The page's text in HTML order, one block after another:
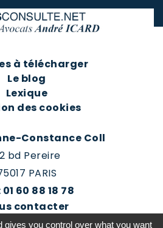
à télécharger
Le blog
Lexique
des cookies
Constance Coll
bd Pereire
PARIS
01 60 88 18 78
contacter
rendez-vous
gives you control over what you want